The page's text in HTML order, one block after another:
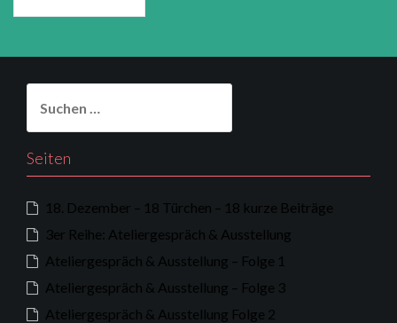
nach:
Seiten
18. Dezember – 18 Türchen – 18 kurze Beiträge
3er Reihe: Ateliergespräch & Ausstellung
Ateliergespräch & Ausstellung – Folge 1
Ateliergespräch & Ausstellung – Folge 3
Ateliergespräch & Ausstellung Folge 2